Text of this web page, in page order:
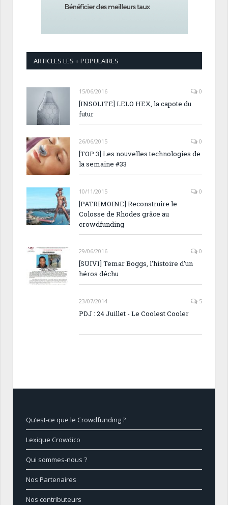
ARTICLES LES + POPULAIRES
15/06/2016 0
[INSOLITE] LELO HEX, la capote du
futur
26/06/2015 0
[TOP 3] Les nouvelles technologies de
la semaine #33
10/11/2015 0
[PATRIMOINE] Reconstruire le
Colosse de Rhodes grâce au
crowdfunding
29/06/2016 0
[SUIVI] Temar Boggs, l’histoire d’un
héros déchu
23/07/2014 5
PDJ : 24 Juillet - Le Coolest Cooler
Qu’est-ce que le Crowdfunding ?
Lexique Crowdico
Qui sommes-nous ?
Nos Partenaires
Nos contributeurs